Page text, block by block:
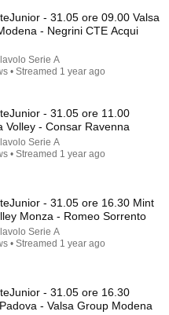
19.30 Mint Vero Volley
A 1 – 4)
- 31.05 ore 09.00 Valsa
- Negrini CTE Acqui
Serie A
• Streamed 1 year ago
- 31.05 ore 11.00
Volley - Consar Ravenna
Serie A
• Streamed 1 year ago
- 31.05 ore 16.30 Mint
Monza - Romeo Sorrento
Serie A
• Streamed 1 year ago
- 31.05 ore 16.30
- Valsa Group Modena